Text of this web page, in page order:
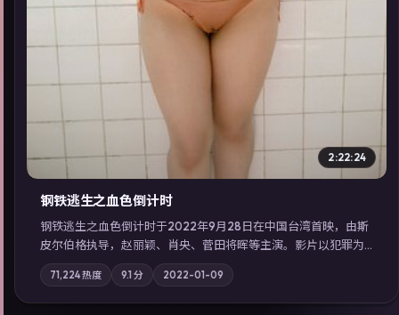
2:22:24
钢铁逃生之血色倒计时
钢铁逃生之血色倒计时于2022年9月28日在中国台湾首映，由斯
皮尔伯格执导，赵丽颖、肖央、菅田将晖等主演。影片以犯罪为
叙事主轴，失踪人口档案牵出跨国灰色产业链；摄影与配乐强化
地域气质；站内亦可通过「国产免费观看高清电视剧在线看」延
展检索同类型高分佳作，畅享高清在线追剧体验。
71,224热度 9.1 分 2022-01-09